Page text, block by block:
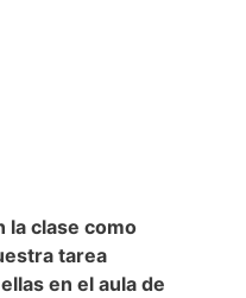
la clase como
tarea
en el aula de